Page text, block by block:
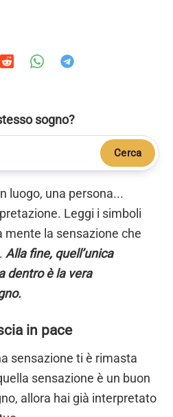
sogno?
Cerca
luogo, una persona...
Leggi i simboli
mente la sensazione che
Alla fine, quell’unica
dentro è la vera
in pace
sensazione ti è rimasta
sensazione è un buon
allora hai già interpretato